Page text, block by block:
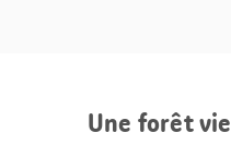
Une forêt